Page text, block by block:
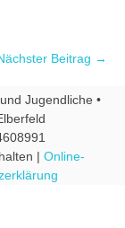
Beitrag →
Jugendliche •
| Online-